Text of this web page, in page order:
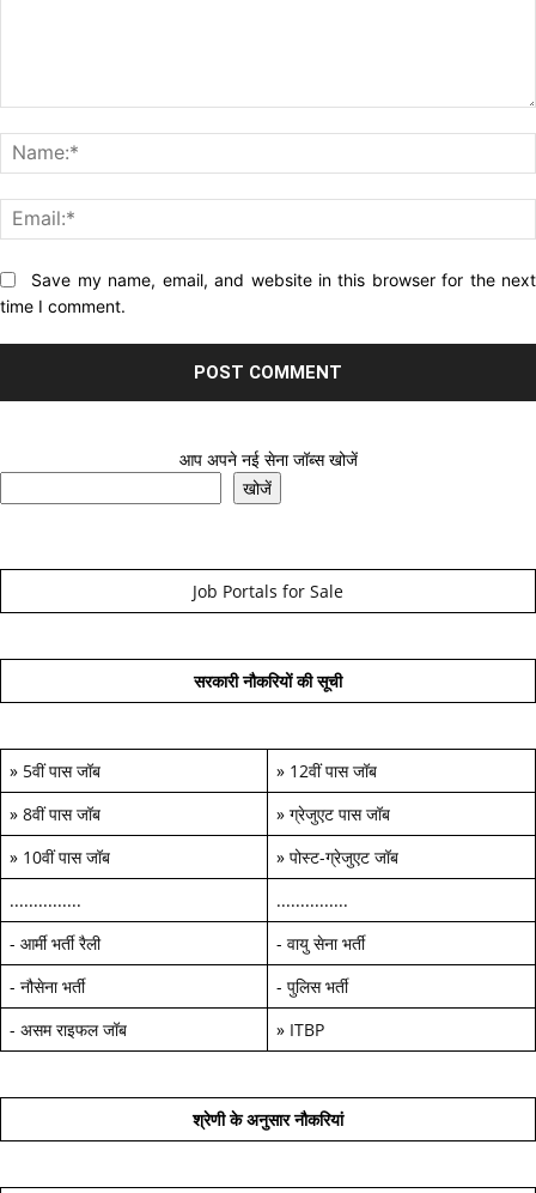
Website:Save my name, email, and website in this browser for the next
time I comment.
आप अपने नई सेना जॉब्स खोजें
खोजें
Job Portals for Sale
सरकारी नौकरियों की सूची
» 5वीं पास जॉब » 12वीं पास जॉब
» 8वीं पास जॉब » ग्रेजुएट पास जॉब
» 10वीं पास जॉब » पोस्ट-ग्रेजुएट जॉब
...............
...............
- आर्मी भर्ती रैली - वायु सेना भर्ती
- नौसेना भर्ती - पुलिस भर्ती
- असम राइफल जॉब » ITBP
श्रेणी के अनुसार नौकरियां